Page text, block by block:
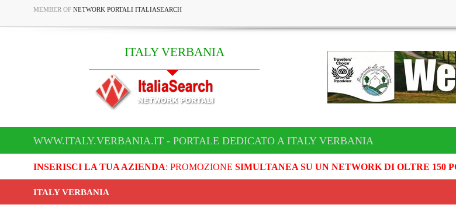
MEMBER OF NETWORK PORTALI ITALIASEARCH
ITALY VERBANIA
WWW.ITALY.VERBANIA.IT - PORTALE DEDICATO A ITALY VERBANIA
INSERISCI LA TUA AZIENDA: PROMOZIONE SIMULTANEA SU UN NETWORK DI OLTRE 150
ITALY VERBANIA